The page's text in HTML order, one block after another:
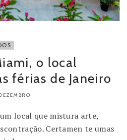
o local
férias de Janeiro
local que mistura arte,
Certamen te umas